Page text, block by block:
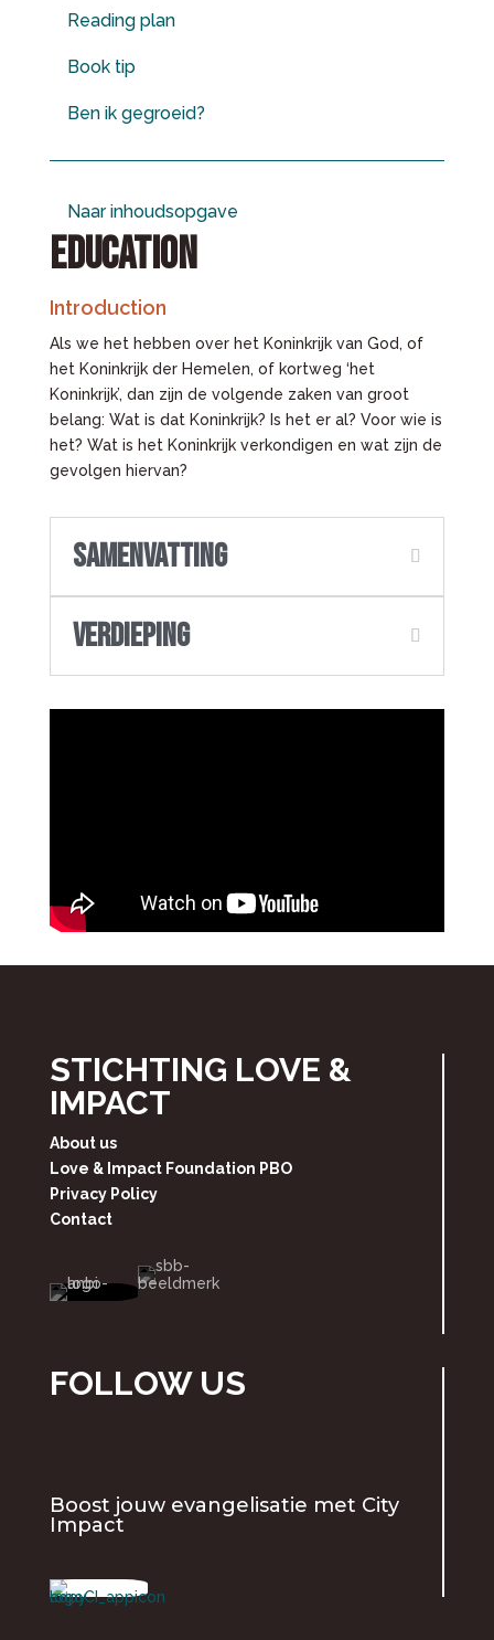
Reading plan
Book tip
Ben ik gegroeid?
Naar inhoudsopgave
EDUCATION
Introduction
Als we het hebben over het Koninkrijk van God, of
het Koninkrijk der Hemelen, of kortweg ‘het
Koninkrijk’, dan zijn de volgende zaken van groot
belang: Wat is dat Koninkrijk? Is het er al? Voor wie is
het? Wat is het Koninkrijk verkondigen en wat zijn de
gevolgen hiervan?
Samenvatting
Verdieping
STICHTING LOVE &
IMPACT
About us
Love & Impact Foundation PBO
Privacy Policy
Contact
FOLLOW US
Boost jouw evangelisatie met City
Impact